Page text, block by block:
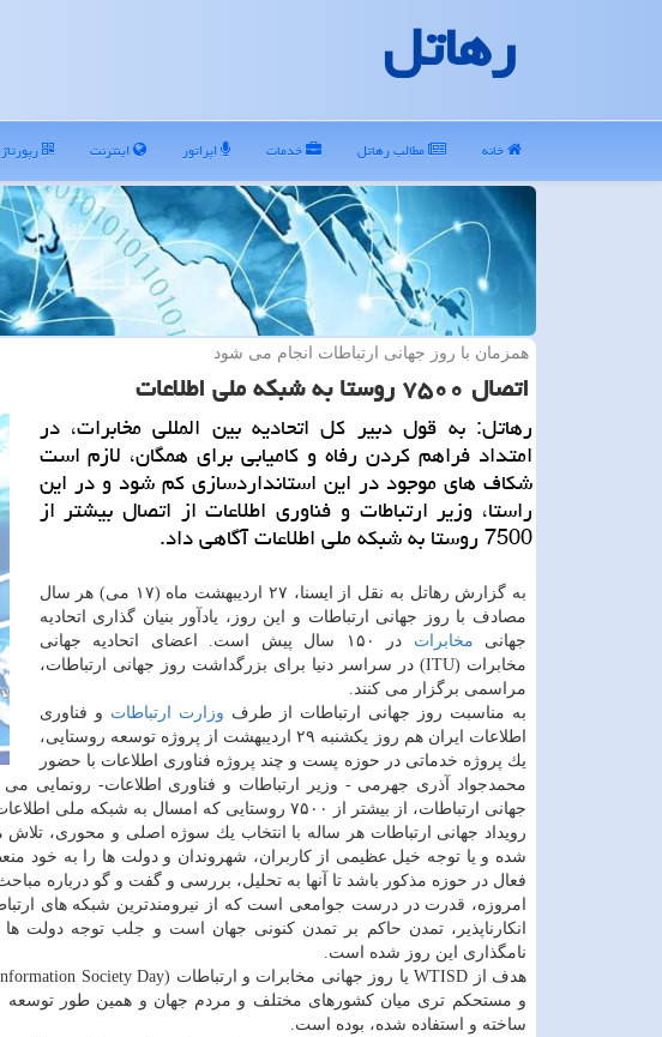
رهاتل
خانه مطالب رهاتل خدمات اپراتور اینترنت رپورتاژ
همزمان با روز جهانی ارتباطات انجام می شود
اتصال ۷۵۰۰ روستا به شبكه ملی اطلاعات
رهاتل: به قول دبیر كل اتحادیه بین المللی مخابرات، در
امتداد فراهم كردن رفاه و كامیابی برای همگان، لازم است
شكاف های موجود در این استانداردسازی كم شود و در این
راستا، وزیر ارتباطات و فناوری اطلاعات از اتصال بیشتر از
7500 روستا به شبكه ملی اطلاعات آگاهی داد.
به گزارش رهاتل به نقل از ایسنا، ۲۷ اردیبهشت ماه (۱۷ می) هر سال
مصادف با روز جهانی ارتباطات و این روز، یادآور بنیان گذاری اتحادیه
جهانی مخابرات
در ۱۵۰ سال پیش است. اعضای اتحادیه جهانی
مخابرات (ITU) در سراسر دنیا برای بزرگداشت روز جهانی ارتباطات،
مراسمی برگزار می كنند.
به مناسبت روز جهانی ارتباطات از طرف وزارت ارتباطات و فناوری
اطلاعات ایران هم روز یكشنبه ۲۹ اردیبهشت از پروژه توسعه روستایی،
یك پروژه خدماتی در حوزه پست و چند پروژه فناوری اطلاعات با حضور
محمدجواد آذری جهرمی - وزیر ارتباطات و فناوری اطلاعات- رونمایی
جهانی ارتباطات، از بیشتر از ۷۵۰۰ روستایی كه امسال به شبكه ملی اطلاعات متصل شدند، بیش تر خواهم گفت.
رویداد جهانی ارتباطات هر ساله با انتخاب یك سوژه اصلی و محوری،
شده و یا توجه خیل عظیمی از كاربران، شهروندان و دولت ها را به
فعال در حوزه مذكور باشد تا آنها به تحلیل، بررسی و گفت و گو درباره مباحث
امروزه، قدرت در درست جوامعی است كه از نیرومندترین شبكه های
انكارناپذیر، تمدن حاكم بر تمدن كنونی جهان است و جلب توجه دولت
نامگذاری این روز شده است.
و مستحكم تری میان كشورهای مختلف و مردم جهان و همین طور توسعه
ساخته و استفاده شده، بوده است.